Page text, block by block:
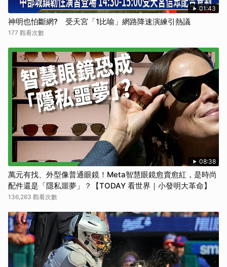
01:43
神明也怕斷網? 受天宮「1比喻」網路降速演練引熱議
177 觀看次數
08:38
萬元有找、外型像普通眼鏡！Meta智慧眼鏡愈賣愈紅，是時尚
配件還是「隱私噩夢」？【TODAY 看世界｜小發明大革命】
136,263 觀看次數